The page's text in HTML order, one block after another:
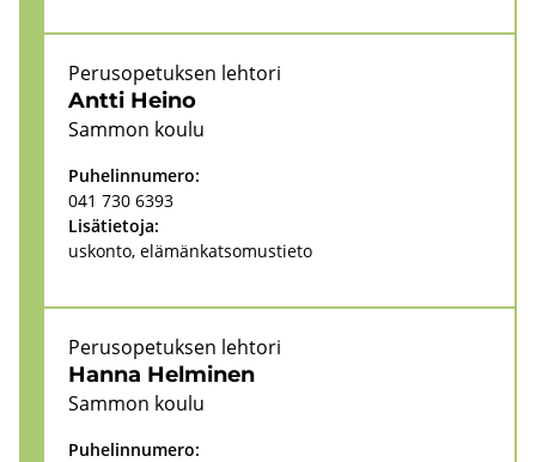
Antti Heino
Pe­rus­o­pe­tuk­sen leh­to­ri
Sam­mon koulu
Pu­he­lin­nu­me­ro:
041 730 6393
Li­sä­tie­to­ja:
us­kon­to, elä­män­kat­so­mus­tie­to
Hanna Hel­mi­nen
Pe­rus­o­pe­tuk­sen leh­to­ri
Sam­mon koulu
Pu­he­lin­nu­me­ro: